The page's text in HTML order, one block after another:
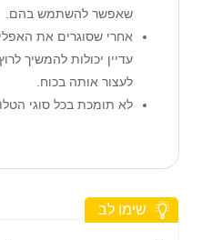
שאפשר להשתמש בהם.
אחרי שסוגרים את
עדיין יכולות להמשיך
לעצור אותה בכוח.
לא תומכת בכל סוגי
שימו לב